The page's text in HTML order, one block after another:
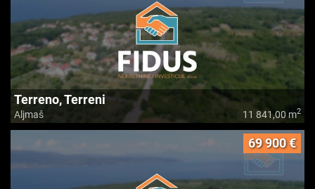
Terreno, Terreni
Aljmaš 11 841,00 m2
69 900 €